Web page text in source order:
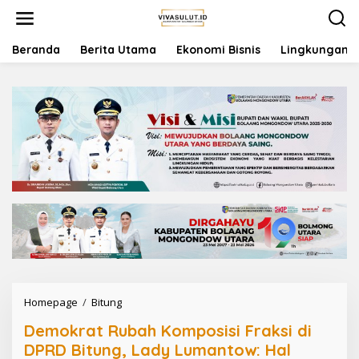
Beranda Berita Utama Ekonomi Bisnis Lingkungan
Homepage / Bitung
m
Demokrat Rubah Komposisi Fraksi di
DPRD Bitung, Lady Lumantow: Hal